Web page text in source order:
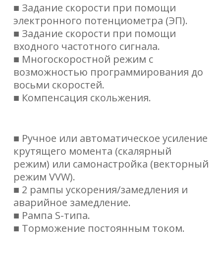
■ Задание скорости при помощи
электронного потенциометра (ЭП).
■ Задание скорости при помощи
входного частотного сигнала.
■ Многоскоростной режим с
возможностью программирования до
восьми скоростей.
■ Компенсация скольжения.
■ Ручное или автоматическое усиление
крутящего момента (скалярный
режим) или самонастройка (векторный
режим VVW).
■ 2 рампы ускорения/замедления и
аварийное замедление.
■ Рампа S-типа.
■ Торможение постоянным током.